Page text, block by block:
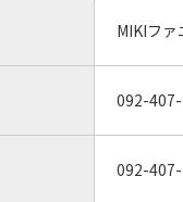
MIKIフ
092-
092-